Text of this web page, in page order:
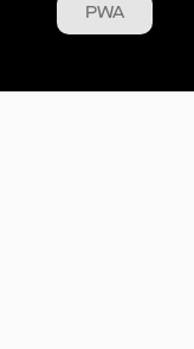
PWA